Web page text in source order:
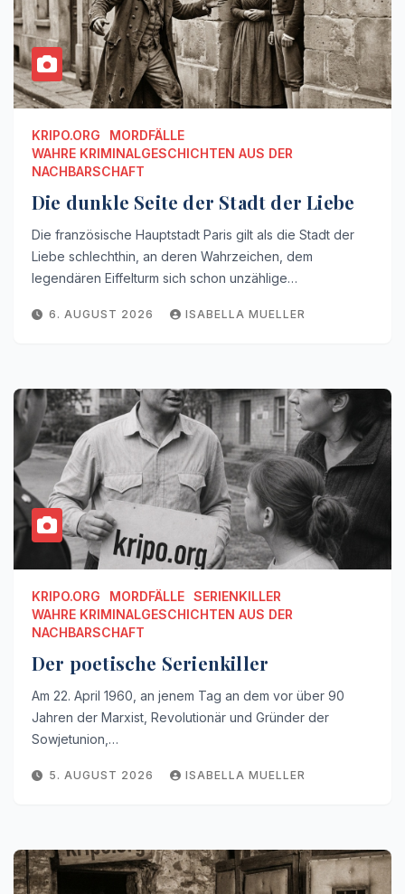
KRIPO.ORG
MORDFÄLLE
WAHRE KRIMINALGESCHICHTEN AUS DER
NACHBARSCHAFT
Die dunkle Seite der Stadt der Liebe
Die französische Hauptstadt Paris gilt als die Stadt der
Liebe schlechthin, an deren Wahrzeichen, dem
legendären Eiffelturm sich schon unzählige…
6. AUGUST 2026 ISABELLA MUELLER
KRIPO.ORG MORDFÄLLE SERIENKILLER
WAHRE KRIMINALGESCHICHTEN AUS DER
NACHBARSCHAFT
Der poetische Serienkiller
Am 22. April 1960, an jenem Tag an dem vor über 90
Jahren der Marxist, Revolutionär und Gründer der
Sowjetunion,…
5. AUGUST 2026 ISABELLA MUELLER